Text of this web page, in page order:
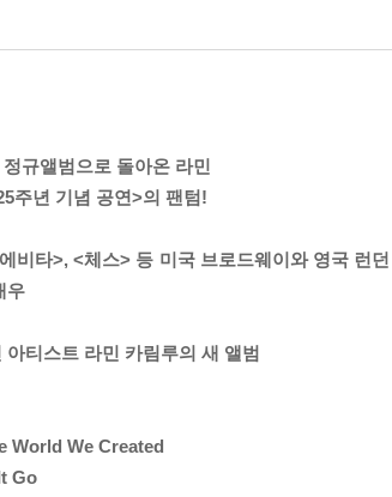
규앨범으로 돌아온 라민
주년 기념 공연>의 팬텀!
비타>, <체스> 등 미국 브로드웨이와 영국 런
우
아티스트 라민 카림루의 새 앨범
World We Created
Go